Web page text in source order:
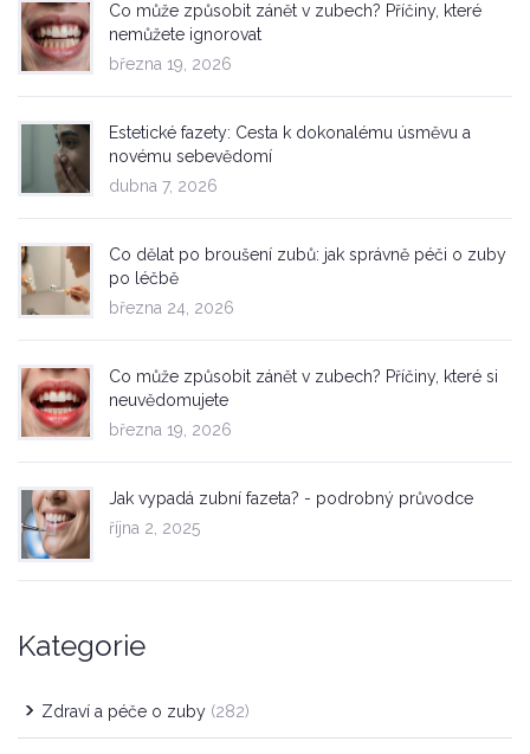
Co může způsobit zánět v zubech? Příčiny, které
nemůžete ignorovat
března 19, 2026
Estetické fazety: Cesta k dokonalému úsměvu a
novému sebevědomí
dubna 7, 2026
Co dělat po broušení zubů: jak správně péči o zuby
po léčbě
března 24, 2026
Co může způsobit zánět v zubech? Příčiny, které si
neuvědomujete
března 19, 2026
Jak vypadá zubní fazeta? - podrobný průvodce
října 2, 2025
Kategorie
Zdraví a péče o zuby (282)